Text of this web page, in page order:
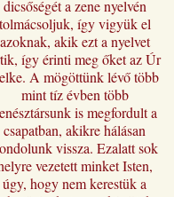
dicsőségét a zene nyelvén
tolmácsoljuk, így vigyük el
azoknak, akik ezt a nyelvet
így érinti meg őket az Úr
A mögöttünk lévő több
mint tíz évben több
is megfordult a
csapatban, akikre hálásan
vissza. Ezalatt sok
vezetett minket Isten,
úgy, hogy nem kerestük a